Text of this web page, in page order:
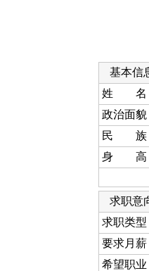
基本信
姓 名
政治面貌
民 族
身 高
求职意
求职类型
要求月薪
希望职业